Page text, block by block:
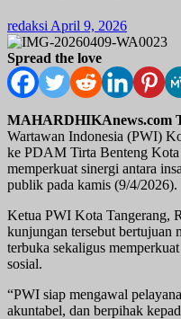
redaksi April 9, 2026
Spread the love
MAHARDHIKAnews.com
Wartawan Indonesia (PWI)
ke PDAM Tirta Benteng Kota
memperkuat sinergi antara
publik pada kamis (9/4/2026).
Ketua PWI Kota Tangerang,
kunjungan tersebut bertujuan
terbuka sekaligus
sosial.
“PWI siap mengawal
akuntabel, dan berpihak